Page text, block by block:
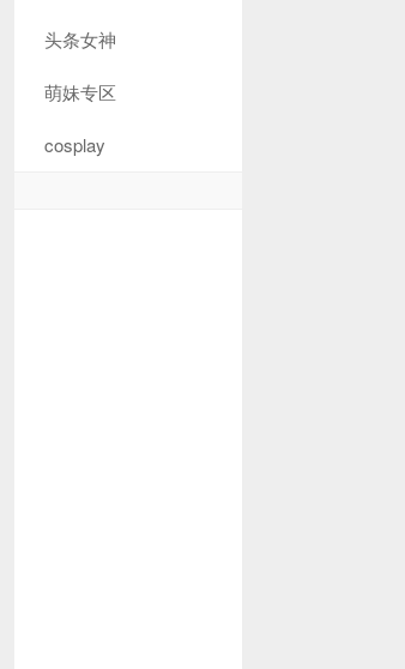
头条女神
萌妹专区
cosplay